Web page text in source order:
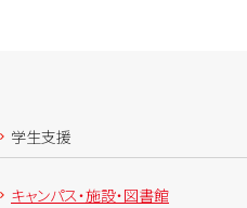
学生支援
キャンパス・施設・図書館